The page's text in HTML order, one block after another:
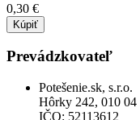
0,30 €
Kúpiť
Prevádzkovateľ
Potešenie.sk, s.r.o.
Hôrky 242, 010 04
IČO: 52113612